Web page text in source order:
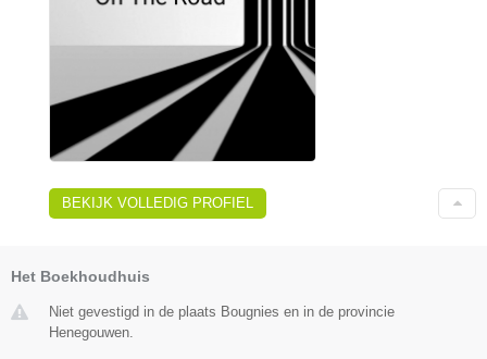
BEKIJK VOLLEDIG PROFIEL
Het Boekhoudhuis
Niet gevestigd in de plaats Bougnies en in de provincie
Henegouwen.